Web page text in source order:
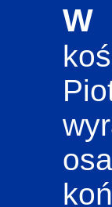
W 1417 roku pojawia się w Nowym Helu